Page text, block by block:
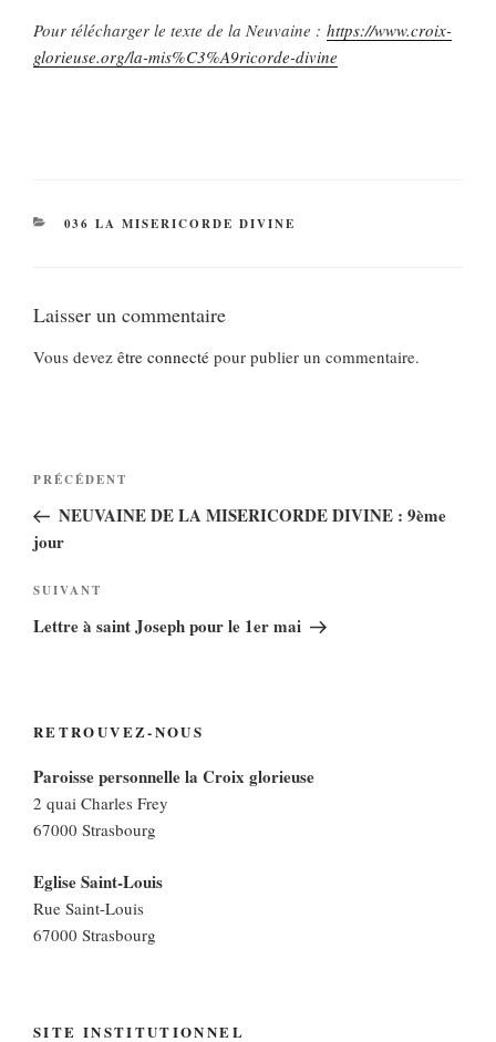
Pour télécharger le texte de la Neuvaine : https://www.croix-
glorieuse.org/la-mis%C3%A9ricorde-divine
CATÉGORIES
036 LA MISERICORDE DIVINE
Laisser un commentaire
Vous devez être connecté pour publier un commentaire.
Navigation
l’article
Article
précédent
PRÉCÉDENT
NEUVAINE DE LA MISERICORDE DIVINE : 9ème
jour
Article
suivant
SUIVANT
Lettre à saint Joseph pour le 1er mai
RETROUVEZ-NOUS
Paroisse personnelle la Croix glorieuse
2 quai Charles Frey
67000 Strasbourg
Eglise Saint-Louis
Rue Saint-Louis
67000 Strasbourg
SITE INSTITUTIONNEL